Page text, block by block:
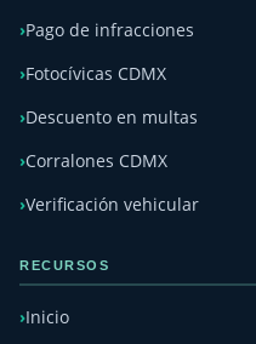
Pago de infracciones
Fotocívicas CDMX
Descuento en multas
Corralones CDMX
Verificación vehicular
RECURSOS
Inicio